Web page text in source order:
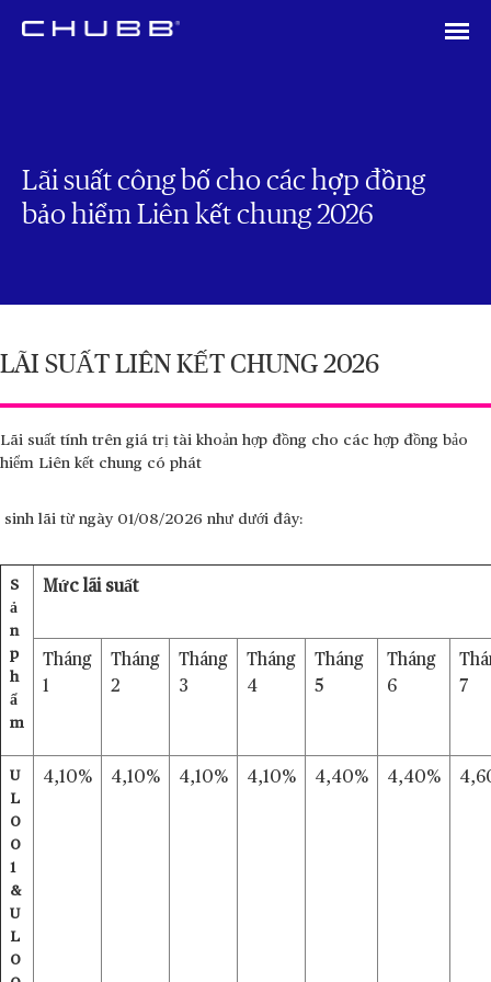
Lãi suất công bố cho các hợp đồng
bảo hiểm Liên kết chung 2026
LÃI SUẤT LIÊN KẾT CHUNG 2026
Lãi suất tính trên giá trị tài khoản hợp đồng cho các hợp đồng bảo
hiểm Liên kết chung có phát
sinh lãi từ ngày 01/08/2026 như dưới đây:
S
ả
n
p
h
ẩ
m
Mức lãi suất
Tháng
1
Tháng
2
Tháng
3
Tháng
4
Tháng
5
Tháng
6
7
U
L
0
0
1
&
U
L
0
4,10% 4,10% 4,10% 4,10% 4,40% 4,40%